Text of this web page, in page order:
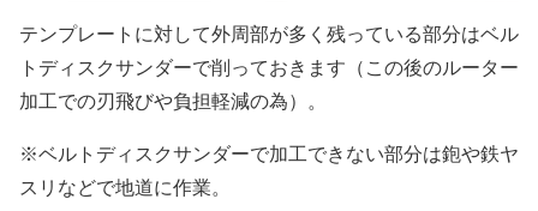
テンプレートに対して外周部が多く残っている部分はベル
トディスクサンダーで削っておきます（この後のルーター
加工での刃飛びや負担軽減の為）。
※ベルトディスクサンダーで加工できない部分は鉋や鉄ヤ
スリなどで地道に作業。